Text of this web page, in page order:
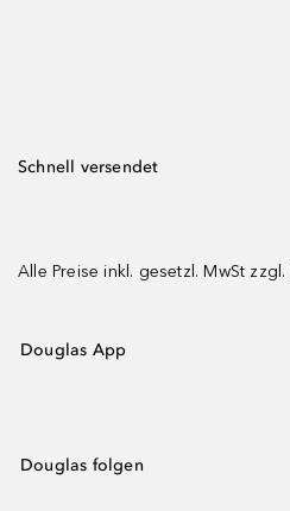
Schnell versendet
Alle Preise inkl. gesetzl. MwSt zzgl.
Douglas App
Douglas folgen